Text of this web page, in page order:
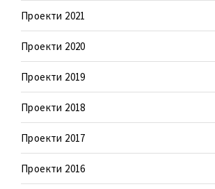
Проекти 2021
Проекти 2020
Проекти 2019
Проекти 2018
Проекти 2017
Проекти 2016